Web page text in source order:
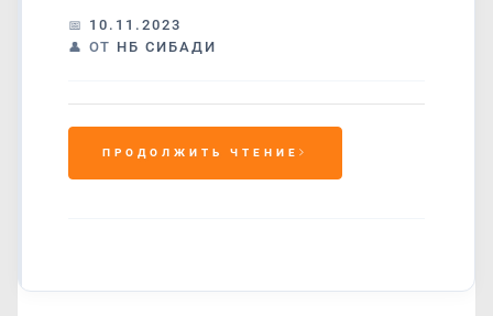
10.11.2023
ОТ НБ СИБАДИ
ПРОДОЛЖИТЬ ЧТЕНИЕ